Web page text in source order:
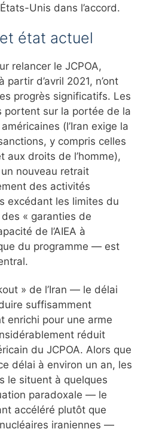
Unis dans l’accord.
état actuel
relancer le JCPOA,
d’avril 2021, n’ont
progrès significatifs. Les
portent sur la portée de la
(l’Iran exige la
y compris celles
aux droits de l’homme),
nouveau retrait
des activités
excédant les limites du
« garanties de
de l’AIEA à
du programme — est
» de l’Iran — le délai
suffisamment
enrichi pour une arme
réduit
du JCPOA. Alors que
délai à environ un an, les
le situent à quelques
paradoxale — le
accéléré plutôt que
iraniennes —